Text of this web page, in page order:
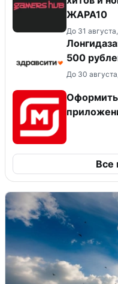
ЖАРА10
До 31
500
До 30
Оформить
Все